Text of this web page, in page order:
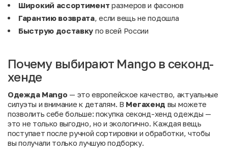
Широкий ассортимент размеров и фасонов
Гарантию возврата, если вещь не подошла
Быструю доставку по всей России
Почему выбирают Mango в секонд-
хенде
Одежда Mango — это европейское качество, актуальные
силуэты и внимание к деталям. В Мегахенд вы можете
позволить себе больше: покупка секонд-хенд одежды —
это не только выгодно, но и экологично. Каждая вещь
поступает после ручной сортировки и обработки, чтобы
вы получали только лучшую подборку.